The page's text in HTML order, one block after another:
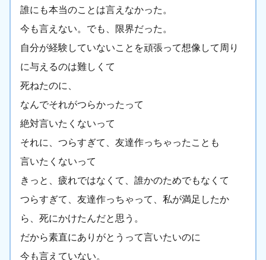
誰にも本当のことは言えなかった。
今も言えない。でも、限界だった。
自分が経験していないことを頑張って想像して周り
に与えるのは難しくて
死ねたのに、
なんでそれがつらかったって
絶対言いたくないって
それに、つらすぎて、友達作っちゃったことも
言いたくないって
きっと、疲れではなくて、誰かのためでもなくて
つらすぎて、友達作っちゃって、私が満足したか
ら、死にかけたんだと思う。
だから素直にありがとうって言いたいのに
今も言えていない。